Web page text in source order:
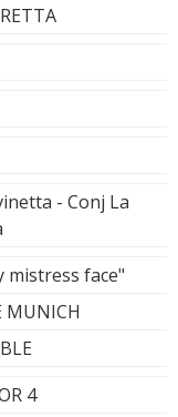
- Conj La
mistress face"
MUNICH
4